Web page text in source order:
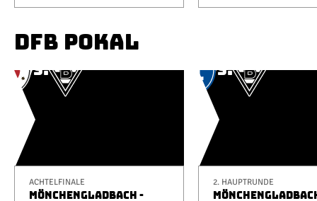
DFB POKAL
ACHTELFINALE
MÖNCHENGLADBACH -
2. HAUPTRUNDE